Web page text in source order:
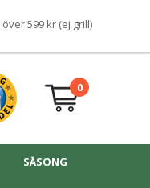
över 599 kr (ej grill)
0
SÄSONG